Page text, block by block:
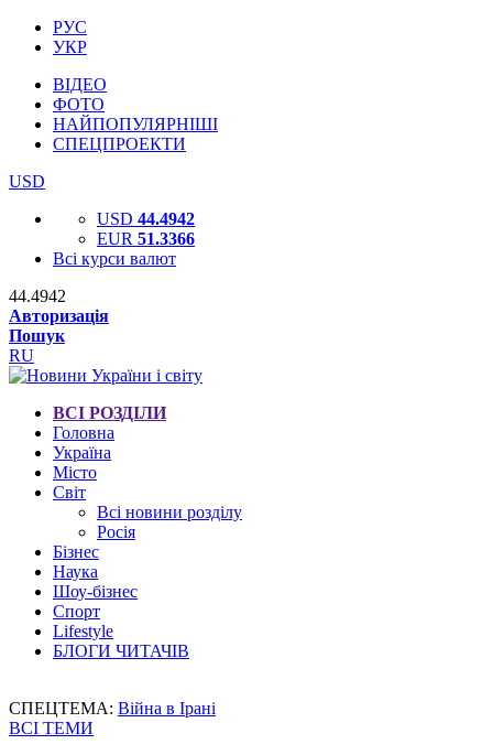
РУС
УКР
ВІДЕО
ФОТО
НАЙПОПУЛЯРНІШІ
СПЕЦПРОЕКТИ
USD
USD 44.4942
EUR 51.3366
Всі курси валют
44.4942
Авторизація
Пошук
RU
ВСІ РОЗДІЛИ
Головна
Україна
Місто
Світ
Всі новини розділу
Росія
Бізнес
Наука
Шоу-бізнес
Спорт
Lifestyle
БЛОГИ ЧИТАЧІВ
СПЕЦТЕМА: Війна в Ірані
ВСІ ТЕМИ